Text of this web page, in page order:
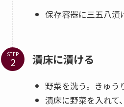
保存容器に三五八漬
STEP 漬床に漬ける
野菜を洗う。きゅう
漬床に野菜を入れて